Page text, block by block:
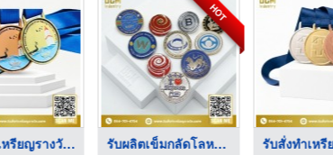
รับสั่งทำเหรียญรางวั ...
HOT
รับผลิตเข็มกลัดโลหะไ ...